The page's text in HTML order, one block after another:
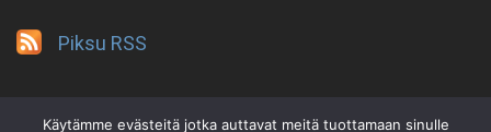
Piksu RSS
Käytämme evästeitä jotka auttavat meitä tuottamaan sinulle